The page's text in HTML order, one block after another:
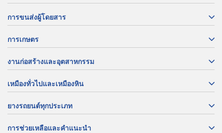
การขนส่งผู้โดยสาร
การเกษตร
งานก่อสร้างและอุตสาหกรรม
เหมืองทั่วไปและเหมืองหิน
ยางรถยนต์ทุกประเภท
การช่วยเหลือและคำแนะนำ